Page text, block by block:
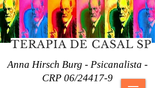
TERAPIA DE CASAL SP
Anna Hirsch Burg - Psicanalista -
CRP 06/24417-9